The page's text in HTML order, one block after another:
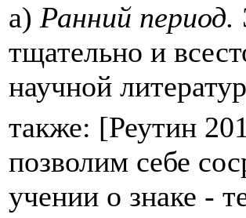
a)Ранний период.
тщательно и
научной
также: [Реутин
позволим себе
учении о знаке -